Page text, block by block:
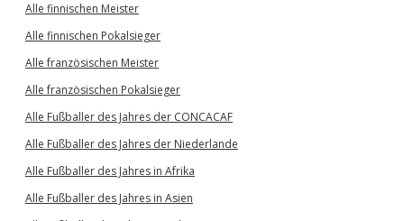
Alle finnischen Meister
Alle finnischen Pokalsieger
Alle französischen Meister
Alle französischen Pokalsieger
Alle Fußballer des Jahres der CONCACAF
Alle Fußballer des Jahres der Niederlande
Alle Fußballer des Jahres in Afrika
Alle Fußballer des Jahres in Asien